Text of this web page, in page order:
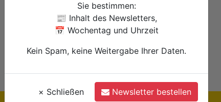
Ihre Anzeige hier?
Sie bestimmen:
📰 Inhalt des Newsletters,
📅 Wochentag und Uhrzeit
Kein Spam, keine Weitergabe Ihrer Daten.
× Schließen Newsletter bestellen